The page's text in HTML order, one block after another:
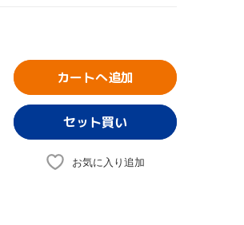
カートへ追加
お気に入り追加